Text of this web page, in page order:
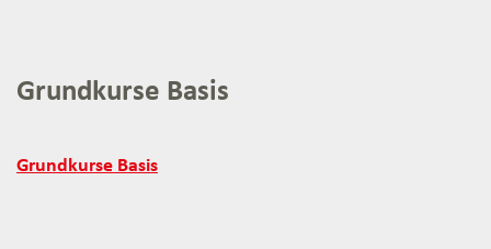
besucht:
Grundkurse Basis
Grundkurse
Grundkurse Basis